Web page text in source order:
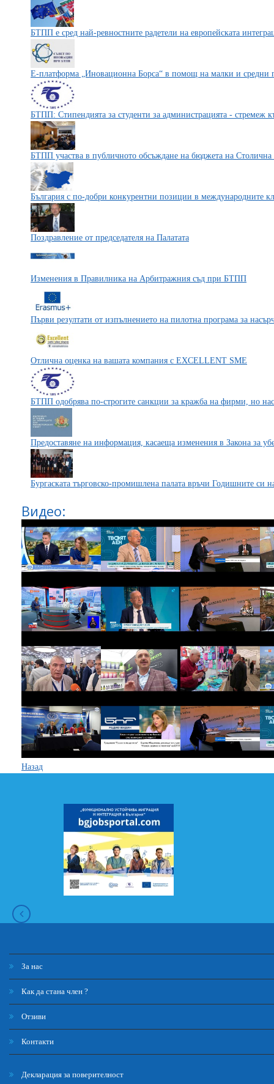
БТПП е сред най-ревностните радетели на европейската
Е-платформа „Иновационна Борса“ в помощ на малки и средни
БТПП: Стипендията за студенти за администрацията - стремеж
БТПП участва в публичното обсъждане на бюджета на
България с по-добри конкурентни позиции в международните
Поздравление от председателя на Палатата
Изменения в Правилника на Арбитражния съд при БТПП
Първи резултати от изпълнението на пилотна програма за
Отлична оценка на вашата компания с EXCELLENT SME
БТПП одобрява по-строгите санкции за кражба на фирми, но
Предоставяне на информация, касаеща изменения в Закона за
Бургаската търговско-промишлена палата връчи Годишните си
Видео:
Назад
За нас
Как да стана член ?
Отзиви
Контакти
Декларация за поверителност